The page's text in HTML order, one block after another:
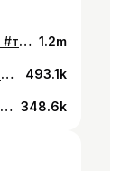
Жиза?😁#худжанд #душанбе #таджикистан #жиза 1.2m
Беги Форрест,беги!😵 #худжанд #душанбе #бег #2020 #жиза #рек 493.1k
В каждом классе был и есть такой одноклассник😂 #худжанд #душанбе #таджикистан 348.6k